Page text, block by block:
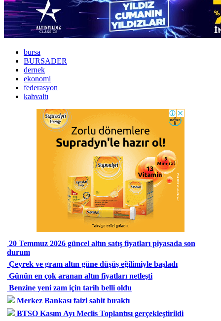
bursa
BURSADER
dernek
ekonomi
federasyon
kahvaltı
20 Temmuz 2026 güncel altın satış fiyatları piyasada son
durum
Çeyrek ve gram altın güne düşüş eğilimiyle başladı
Günün en çok aranan altın fiyatları netleşti
Benzine yeni zam için tarih belli oldu
Merkez Bankası faizi sabit bıraktı
BTSO Kasım Ayı Meclis Toplantısı gerçekleştirildi